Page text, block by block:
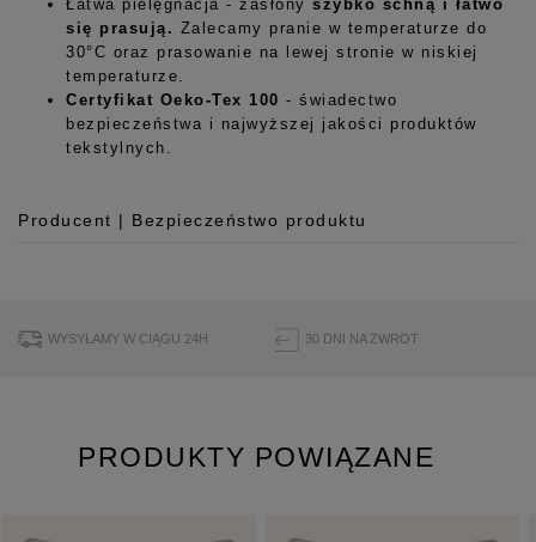
Łatwa pielęgnacja - zasłony szybko schną i łatwo
się prasują. Zalecamy pranie w temperaturze do
30°C oraz prasowanie na lewej stronie w niskiej
temperaturze.
Certyfikat Oeko-Tex 100 - świadectwo
bezpieczeństwa i najwyższej jakości produktów
tekstylnych.
Producent | Bezpieczeństwo produktu
ul. Buforowa 125/H-10a
Pobierz instrukcję bezpieczeństwa produktu
WYSYŁAMY W CIĄGU 24H 30 DNI NA ZWROT
PRODUKTY POWIĄZANE